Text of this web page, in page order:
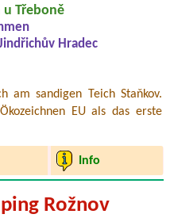
u Třeboně
Hradec
am sandigen Teich Staňkov.
EU als das erste
Info
Rožnov